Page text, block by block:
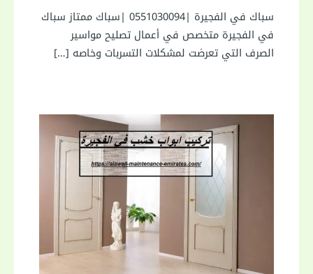
سباك في الفجيرة |0551030094 |سباك ممتاز سباك
في الفجيرة متخصص في أعمال تصليح مواسير
الصرف التي تعرضت لمشكلات التسربات وخاصه […]